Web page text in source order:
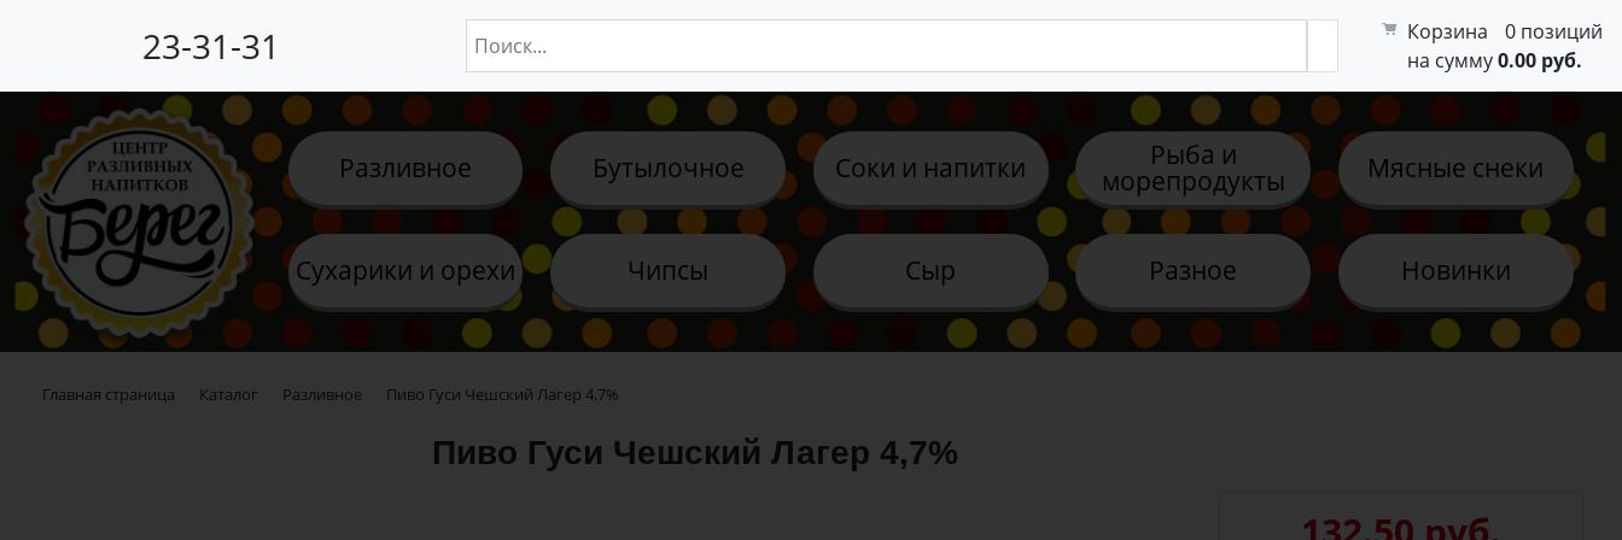
23-31-31 Корзина
0 позиций
на сумму0.00 руб.
Разливное Бутылочное Соки и напитки Рыба и
морепродукты Мясные снеки
Сухарики и орехи Чипсы Сыр Разное Новинки
Главная страница Каталог Разливное Пиво Гуси Чешский Лагер 4,7%
Пиво Гуси Чешский Лагер 4,7%